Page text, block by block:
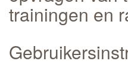
trainingen en